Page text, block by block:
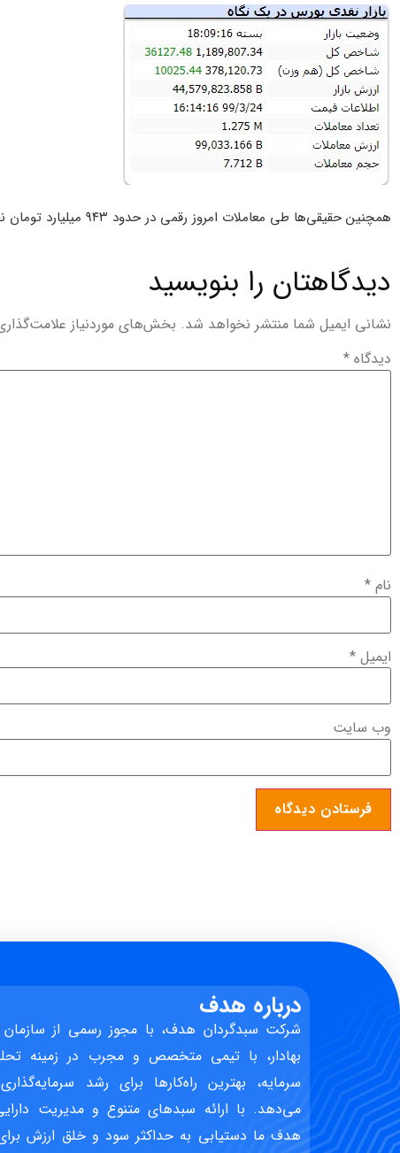
همچنین حقیقی‌ها طی معاملات امروز رقمی در حدود ۹۴۳ میلیارد تومان نقدینگی به بازار وارد کردند.
دیدگاهتان را بنویسید
نشانی ایمیل شما منتشر نخواهد شد. بخش‌های موردنیاز
دیدگاه *
نام *
ایمیل *
وب‌ سایت
درباره هدف
شرکت سبدگردان هدف، با مجوز رسمی از سازمان
بهادار، با تیمی متخصص و مجرب در زمینه
سرمایه، بهترین راه‌کارها برای رشد
می‌دهد. با ارائه سبدهای متنوع و مدیریت
هدف ما دستیابی به حداکثر سود و خلق ارزش برای